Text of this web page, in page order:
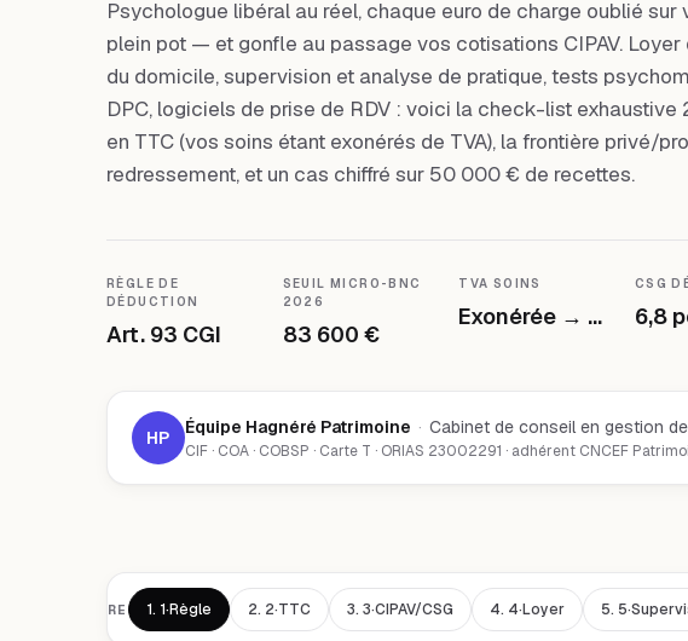
Psychologue libéral au réel, chaque euro de charge oublié
plein pot — et gonfle au passage vos cotisations CIPAV.
du domicile, supervision et analyse de pratique, tests
DPC, logiciels de prise de RDV : voici la check-list
en TTC (vos soins étant exonérés de TVA), la frontière privé/
redressement, et un cas chiffré sur 50 000 € de recettes.
RÈGLE DE
DÉDUCTION
Art. 93 CGI
SEUIL MICRO-BNC
2026
83 600 €
TVA SOINS
Exonérée → TTC
CSG
6,8
HP Équipe Hagnéré Patrimoine · Cabinet de conseil en gestion
CIF · COA · COBSP · Carte T · ORIAS 23002291 · adhérent CNCEF
SOMMAIRE 1. 1·Règle 2. 2·TTC 3. 3·CIPAV/CSG 4. 4·Loyer 5.